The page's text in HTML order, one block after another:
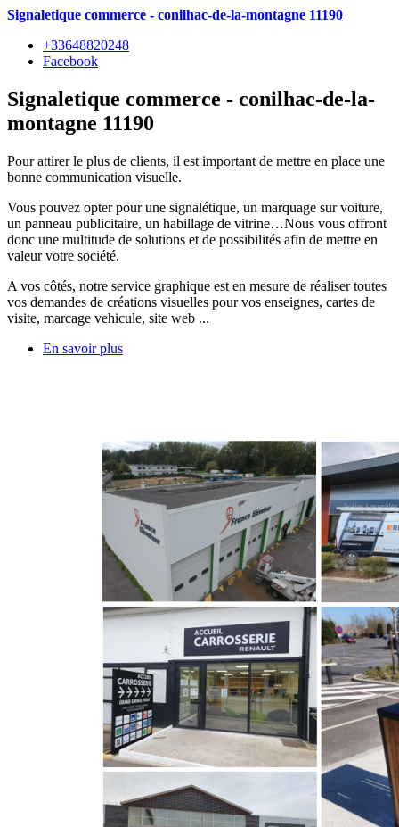
Signaletique commerce - conilhac-de-la-montagne 11190
+33648820248
Facebook
Signaletique commerce - conilhac-de-la-
montagne 11190
Pour attirer le plus de clients, il est important de mettre en place une
bonne communication visuelle.
Vous pouvez opter pour une signalétique, un marquage sur voiture,
un panneau publicitaire, un habillage de vitrine…Nous vous offront
donc une multitude de solutions et de possibilités afin de mettre en
valeur votre société.
A vos côtés, notre service graphique est en mesure de réaliser toutes
vos demandes de créations visuelles pour vos enseignes, cartes de
visite, marcage vehicule, site web ...
En savoir plus